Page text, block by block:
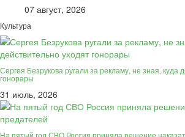
07 август, 2026
Культура
Сергея Безрукова ругали за рекламу, не зная, куда
гонорары
31 июль, 2026